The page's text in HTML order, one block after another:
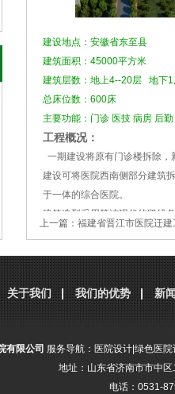
建设地点：安徽省东至县
建筑面积：45000平方米
建筑层数：地上4--20层 地下1
总床位数：600床
主要功能：门诊 医技 病房 后勤
工程概况：
一期建设将原有门诊楼拆除
建设可将医院西南侧部分建筑
于一体的综合医院。
建筑造型采用简洁现代的竖线
分享到：腾讯微博新浪微博微信
上一篇： 福建省晋江市医院迁建
关于我们 我们的优势 新
有限公司 服务导航： 医院设计 绿色医院
地址：山东省济南市市中
电话：0531-